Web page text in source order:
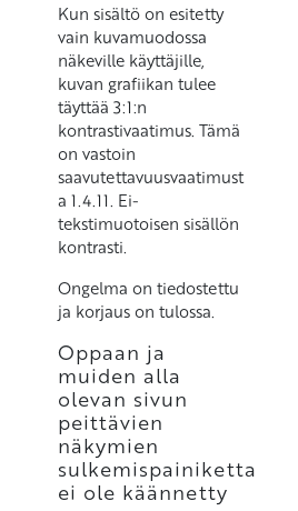
Kun sisältö on esitetty
vain kuvamuodossa
näkeville käyttäjille,
kuvan grafiikan tulee
täyttää 3:1:n
kontrastivaatimus. Tämä
on vastoin
saavutettavuusvaatimust
a 1.4.11. Ei-
tekstimuotoisen sisällön
kontrasti.
Ongelma on tiedostettu
ja korjaus on tulossa.
Oppaan ja
muiden alla
olevan sivun
peittävien
näkymien
sulkemispainiketta
ei ole käännetty